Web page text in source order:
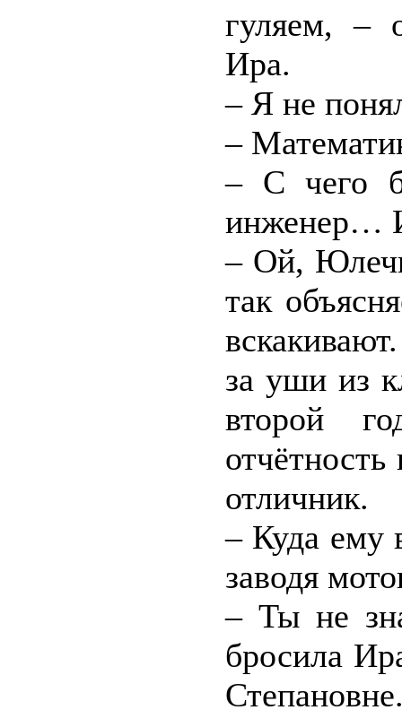
гуляем, –
Ира.
– Я не
–
– С чего
инженер…
– Ой,
так
за уши из
второй
отличник.
– Куда ему
заводя
– Ты не
бросила